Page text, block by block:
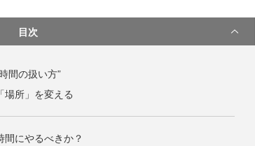
目次
間の扱い方”
場所」を変える
間にやるべきか？